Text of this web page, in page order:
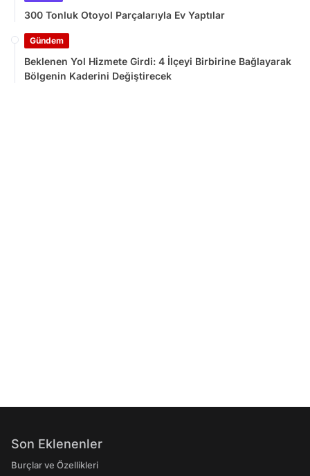
300 Tonluk Otoyol Parçalarıyla Ev Yaptılar
Gündem
Beklenen Yol Hizmete Girdi: 4 İlçeyi Birbirine Bağlayarak
Bölgenin Kaderini Değiştirecek
Son Eklenenler
Burçlar ve Özellikleri